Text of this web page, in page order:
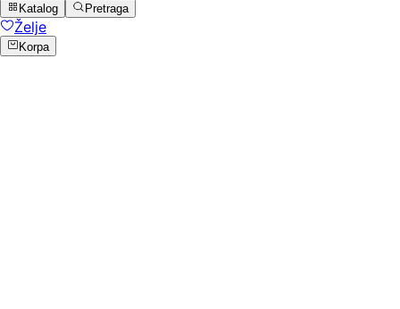
Katalog Pretraga
Želje
Korpa